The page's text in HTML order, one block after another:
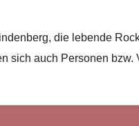
die lebende
sich auch Personen